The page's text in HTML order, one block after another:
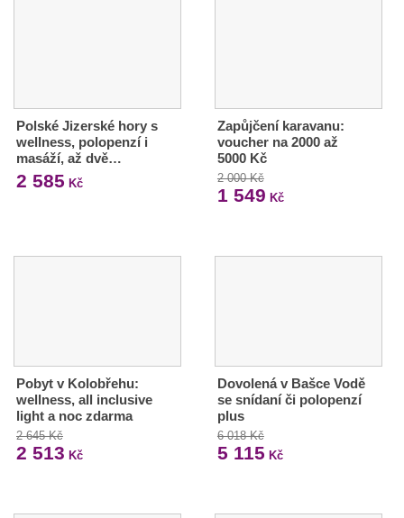
Polské Jizerské hory s
wellness, polopenzí i
masáží, až dvě…
2 585 Kč
Zapůjčení karavanu:
voucher na 2000 až
5000 Kč
2 000 Kč
1 549 Kč
Pobyt v Kolobřehu:
wellness, all inclusive
light a noc zdarma
2 645 Kč
2 513 Kč
Dovolená v Bašce Vodě
se snídaní či polopenzí
plus
6 018 Kč
5 115 Kč